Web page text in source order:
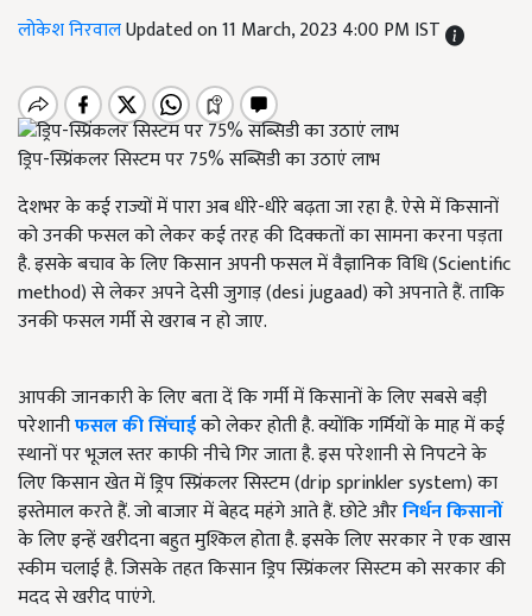
लोकेश निरवालUpdated on 11 March, 2023 4:00 PM IST
ड्रिप-स्प्रिंकलर सिस्टम पर 75% सब्सिडी का उठाएं लाभ
देशभर के कई राज्यों में पारा अब धीरे-धीरे बढ़ता जा रहा है. ऐसे में किसानों
को उनकी फसल को लेकर कई तरह की दिक्कतों का सामना करना पड़ता
है. इसके बचाव के लिए किसान अपनी फसल में वैज्ञानिक विधि (Scientific
method) से लेकर अपने देसी जुगाड़ (desi jugaad) को अपनाते हैं. ताकि
उनकी फसल गर्मी से खराब न हो जाए.
आपकी जानकारी के लिए बता दें कि गर्मी में किसानों के लिए सबसे बड़ी
परेशानीफसल की सिंचाईको लेकर होती है. क्योंकि गर्मियों के माह में कई
स्थानों पर भूजल स्तर काफी नीचे गिर जाता है. इस परेशानी से निपटने के
लिए किसान खेत में ड्रिप स्प्रिंकलर सिस्टम (drip sprinkler system) का
इस्तेमाल करते हैं. जो बाजार में बेहद महंगे आते हैं. छोटे औरनिर्धन किसानों
के लिए इन्हें खरीदना बहुत मुश्किल होता है. इसके लिए सरकार ने एक खास
स्कीम चलाई है. जिसके तहत किसान ड्रिप स्प्रिंकलर सिस्टम को सरकार की
मदद से खरीद पाएंगे.